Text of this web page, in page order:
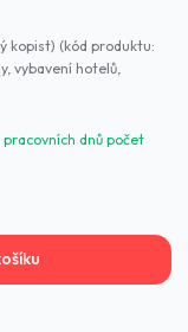
kopist) (kód produktu:
vybavení hotelů,
pracovních dnů počet